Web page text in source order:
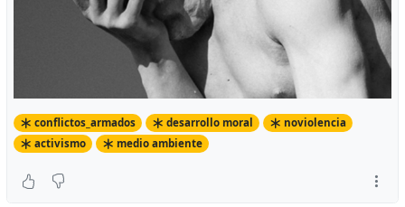
conflictos_armados desarrollo moral
noviolencia
activismo
medio ambiente